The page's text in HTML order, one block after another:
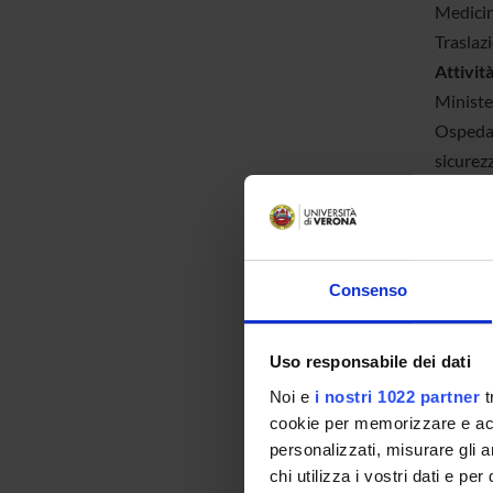
Consenso
Uso responsabile dei dati
Noi e i nostri 1022 partner
cookie per memorizzare e
personalizzati, misurare gli
chi utilizza i vostri dati e per
di
campi